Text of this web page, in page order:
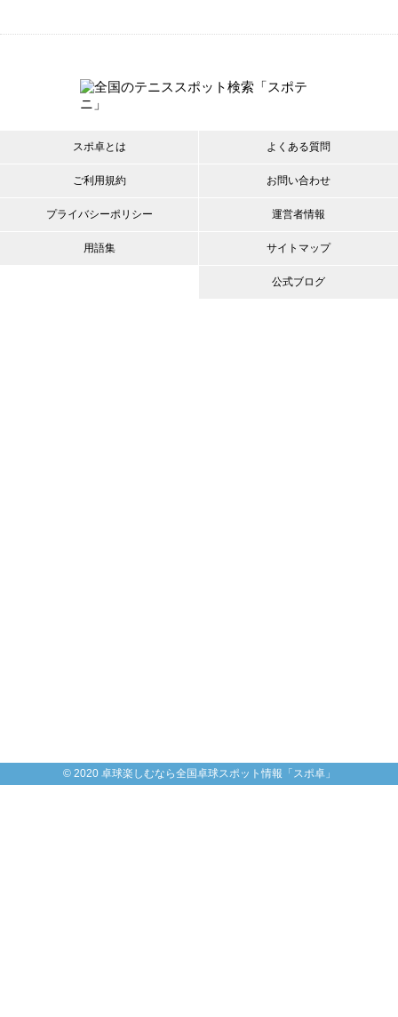
スポ卓とは
ご利用規約
プライバシーポリシー
用語集
よくある質問
お問い合わせ
運営者情報
サイトマップ
公式ブログ
© 2020 卓球楽しむなら全国卓球スポット情報「スポ卓」